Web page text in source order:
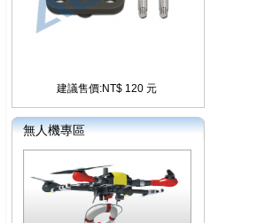
建議售價:NT$ 120 元
無人機專區